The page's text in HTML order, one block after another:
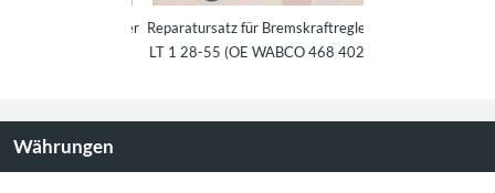
Reparatursatz für Bremskraftregler
LT 1 28-55 (OE WABCO 468 402)
Währungen